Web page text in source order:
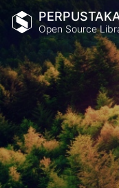
Open Source